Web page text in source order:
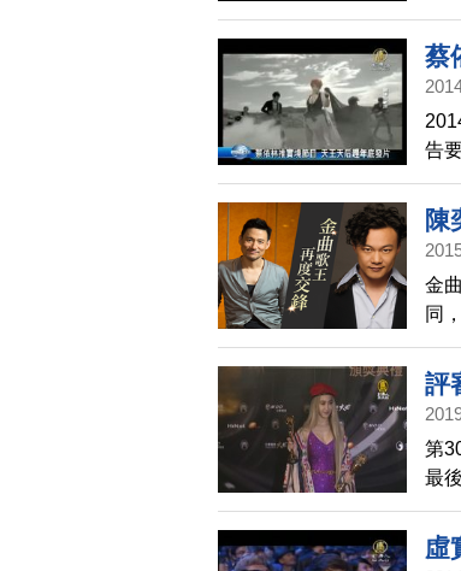
演
蔡
告
張
片
陳
金
同
既
評
第
最
淚
虛